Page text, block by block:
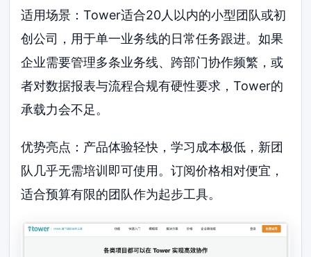
适用场景：Tower适合20人以内的小型团队或初
创公司，用于单一业务线的日常任务跟进。如果
企业需要管理多条业务线、跨部门协作频繁，或
者对数据报表与流程合规有硬性要求，Tower的
承载力会不足。
优势亮点：产品体验轻快，学习成本极低，新团
队几乎无需培训即可使用。订阅价格相对便宜，
适合预算有限的团队作为起步工具。